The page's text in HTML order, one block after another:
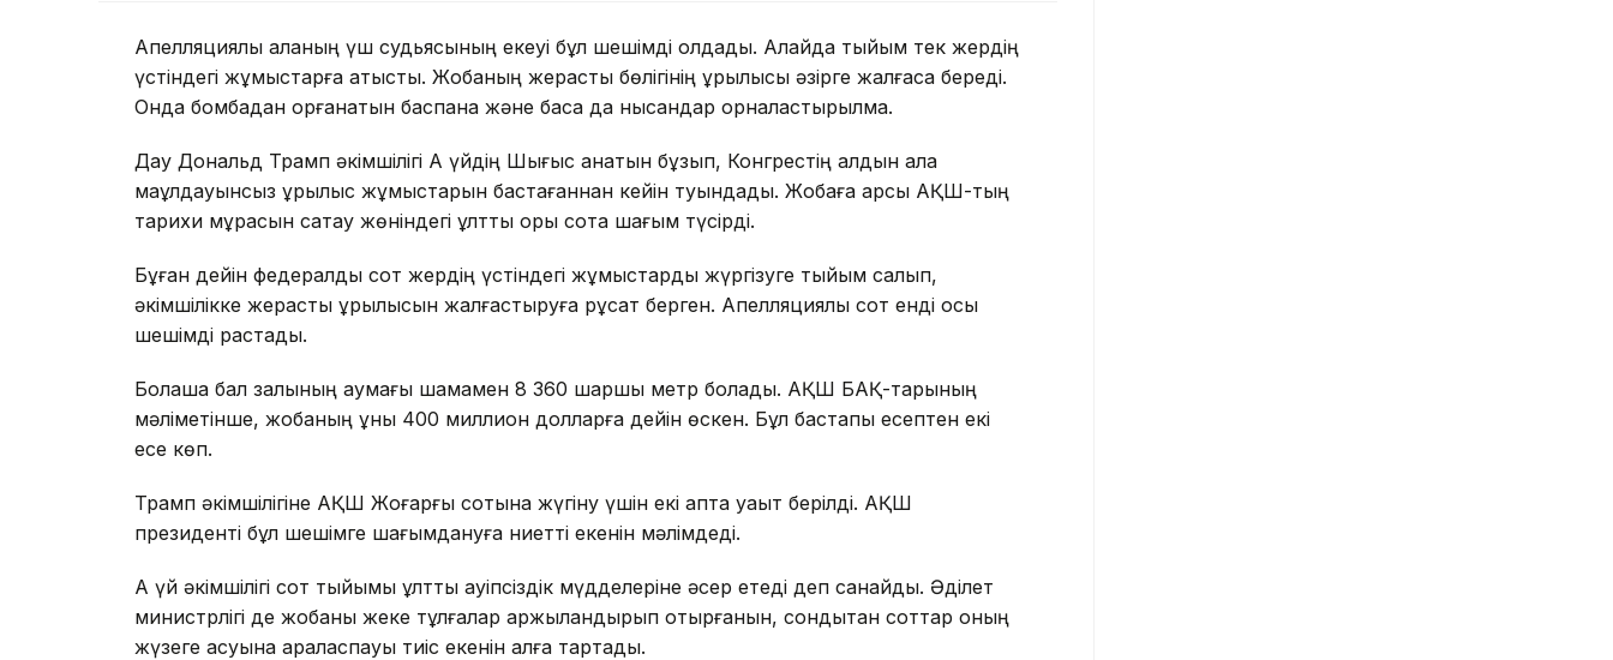
Апелляциялық алқаның үш судьясының екеуі бұл шешімді қолдады. Алайда тыйым тек жердің
үстіндегі жұмыстарға қатысты. Жобаның жерасты бөлігінің құрылысы әзірге жалғаса береді.
Онда бомбадан қорғанатын баспана және басқа да нысандар орналастырылмақ.
Дау Дональд Трамп әкімшілігі Ақ үйдің Шығыс қанатын бұзып, Конгрестің алдын ала
мақұлдауынсыз құрылыс жұмыстарын бастағаннан кейін туындады. Жобаға қарсы АҚШ-тың
тарихи мұрасын сақтау жөніндегі ұлттық қоры сотқа шағым түсірді.
Бұған дейін федералдық сот жердің үстіндегі жұмыстарды жүргізуге тыйым салып,
әкімшілікке жерасты құрылысын жалғастыруға рұқсат берген. Апелляциялық сот енді осы
шешімді растады.
Болашақ бал залының аумағы шамамен 8 360 шаршы метр болады. АҚШ БАҚ-тарының
мәліметінше, жобаның құны 400 миллион долларға дейін өскен. Бұл бастапқы есептен екі
есе көп.
Трамп әкімшілігіне АҚШ Жоғарғы сотына жүгіну үшін екі апта уақыт берілді. АҚШ
президенті бұл шешімге шағымдануға ниетті екенін мәлімдеді.
Ақ үй әкімшілігі сот тыйымы ұлттық қауіпсіздік мүдделеріне әсер етеді деп санайды. Әділет
министрлігі де жобаны жеке тұлғалар қаржыландырып отырғанын, сондықтан соттар оның
жүзеге асуына араласпауы тиіс екенін алға тартады.